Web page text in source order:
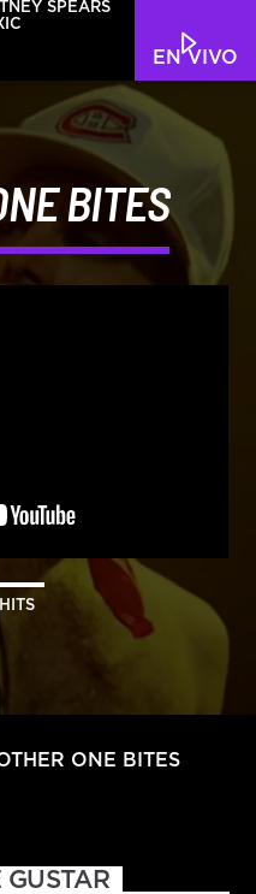
EN VIVO
SPEARS
FM
BITES
ONE BITES